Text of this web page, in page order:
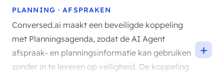
PLANNING · AFSPRAKEN
Conversed.ai maakt een beveiligde koppeling
met Planningsagenda, zodat de AI Agent
afspraak- en planningsinformatie kan gebruiken
zonder in te leveren op veiligheid. De koppeling
+